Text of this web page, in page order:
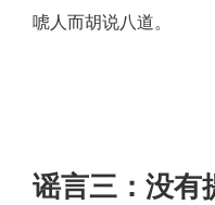
唬人而胡说八道。
谣言三：没有